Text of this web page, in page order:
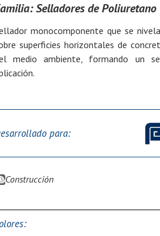
Selladores de Poliuretano
monocomponente que se
superficies horizontales de
medio ambiente, formando un
Selladores de Poliuretano
para:
Construcción